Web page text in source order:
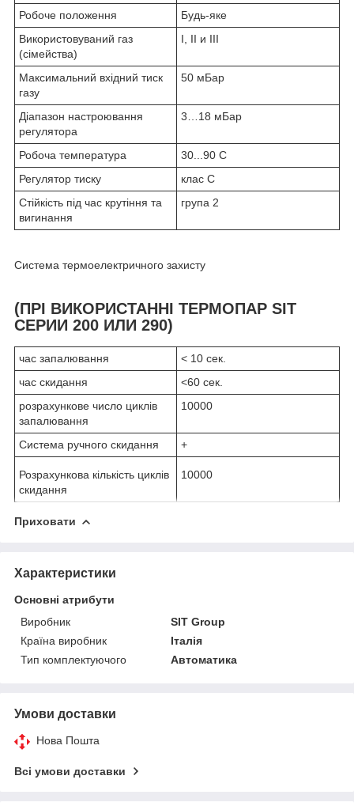
Робоче положення
Будь-яке
Використовуваний газ
(сімейства)
I, II и III
Максимальний вхідний тиск
газу
50 мБар
Діапазон настроювання
регулятора
3…18 мБар
Робоча температура
30...90 С
Регулятор тиску
клас С
Стійкість під час крутіння та
вигинання
група 2
Система термоелектричного захисту
(ПРІ ВИКОРИСТАННІ ТЕРМОПАР SIT
СЕРИИ 200 ИЛИ 290)
час запалювання
< 10 сек.
час скидання
<60 сек.
розрахункове число циклів
запалювання
10000
Система ручного скидання +
Розрахункова кількість циклів
скидання
10000
Приховати
Характеристики
Основні атрибути
Виробник
SIT Group
Країна виробник
Італія
Тип комплектуючого
Автоматика
Умови доставки
Нова Пошта
Всі умови доставки